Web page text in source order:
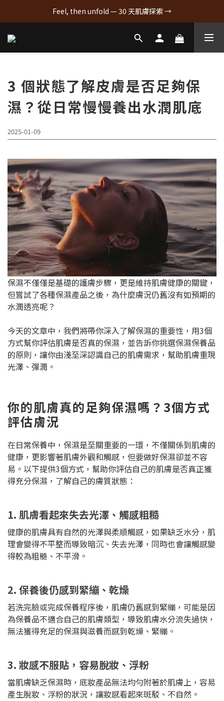
Feel, then unfold — 30 天肌膚探索 →
3 個狀態了解皮膚是否足夠保
濕？從日常慢慢養出水潤肌底
2025-01-09
保濕不僅僅是基礎的護膚步驟，更是維持肌膚健康的關鍵，
但嘗試了各種保濕產品之後，為什麼膚況仍舊沒有如預期的
水潤透亮呢？
今天的文章中，我們將帶你深入了解保濕的重要性，用3個
方式幫你評估肌膚是否真的保濕，並告訴你挑選保濕保養品
的原則，讓你由淺至深認識自己的肌膚需求，幫助肌膚重現
光澤、彈潤。
你的肌膚真的足夠保濕嗎？3個方式
評估膚況
在日常保養中，保濕是至關重要的一環，不僅關係到肌膚的
健康，更影響著肌膚外觀和觸感，但要做好保濕卻並不容
易。以下提供3個方式，幫助你評估自己的肌膚是否真正獲
得充分保濕，了解自己的膚質狀態：
1. 肌膚看起來失去光澤、觸感粗糙
健康的肌膚具有自然的光澤與柔順觸感，如果缺乏水分，肌
理會變得不平整而導致暗沉、失去光澤，同時也會讓觸感變
得較為粗糙、不平滑。
2. 保養後仍感到緊繃、乾燥
若洗完臉或完成保養程序後，肌膚仍舊感到緊繃，可能是因
為保養品不適合自己的肌膚類型，導致肌膚水分流失過快，
無法獲得充足的保濕與滋養而感到乾燥、緊繃。
3. 妝感不服貼，容易脫妝、浮粉
當肌膚缺乏保濕時，底妝產品無法均勻附著於肌膚上，容易
產生脫妝、浮粉的狀況，讓妝感看起來斑駁、不自然。